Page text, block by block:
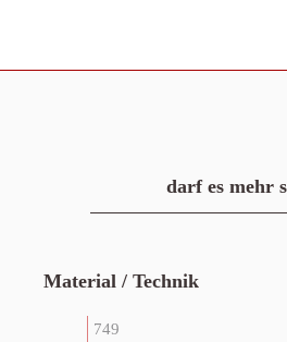
darf es mehr
Material / Technik
749